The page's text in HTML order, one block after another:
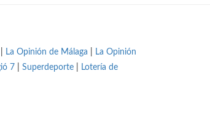
La Opinión de Málaga
La Opinión
7 Superdeporte
Lotería de